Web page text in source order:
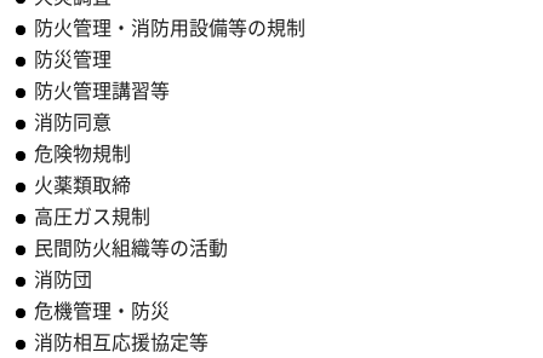
防火管理・消防用設備等の規制
防災管理
防火管理講習等
消防同意
危険物規制
火薬類取締
高圧ガス規制
民間防火組織等の活動
消防団
危機管理・防災
消防相互応援協定等